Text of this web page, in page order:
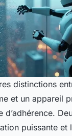
distinctions
et un appareil
d’adhérence.
puissante et